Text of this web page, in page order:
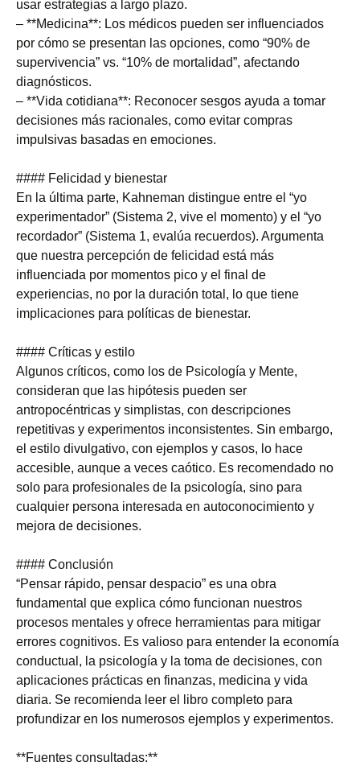
usar estrategias a largo plazo.
– **Medicina**: Los médicos pueden ser influenciados
por cómo se presentan las opciones, como “90% de
supervivencia” vs. “10% de mortalidad”, afectando
diagnósticos.
– **Vida cotidiana**: Reconocer sesgos ayuda a tomar
decisiones más racionales, como evitar compras
impulsivas basadas en emociones.
#### Felicidad y bienestar
En la última parte, Kahneman distingue entre el “yo
experimentador” (Sistema 2, vive el momento) y el “yo
recordador” (Sistema 1, evalúa recuerdos). Argumenta
que nuestra percepción de felicidad está más
influenciada por momentos pico y el final de
experiencias, no por la duración total, lo que tiene
implicaciones para políticas de bienestar.
#### Críticas y estilo
Algunos críticos, como los de Psicología y Mente,
consideran que las hipótesis pueden ser
antropocéntricas y simplistas, con descripciones
repetitivas y experimentos inconsistentes. Sin embargo,
el estilo divulgativo, con ejemplos y casos, lo hace
accesible, aunque a veces caótico. Es recomendado no
solo para profesionales de la psicología, sino para
cualquier persona interesada en autoconocimiento y
mejora de decisiones.
#### Conclusión
“Pensar rápido, pensar despacio” es una obra
fundamental que explica cómo funcionan nuestros
procesos mentales y ofrece herramientas para mitigar
errores cognitivos. Es valioso para entender la economía
conductual, la psicología y la toma de decisiones, con
aplicaciones prácticas en finanzas, medicina y vida
diaria. Se recomienda leer el libro completo para
profundizar en los numerosos ejemplos y experimentos.
**Fuentes consultadas:**